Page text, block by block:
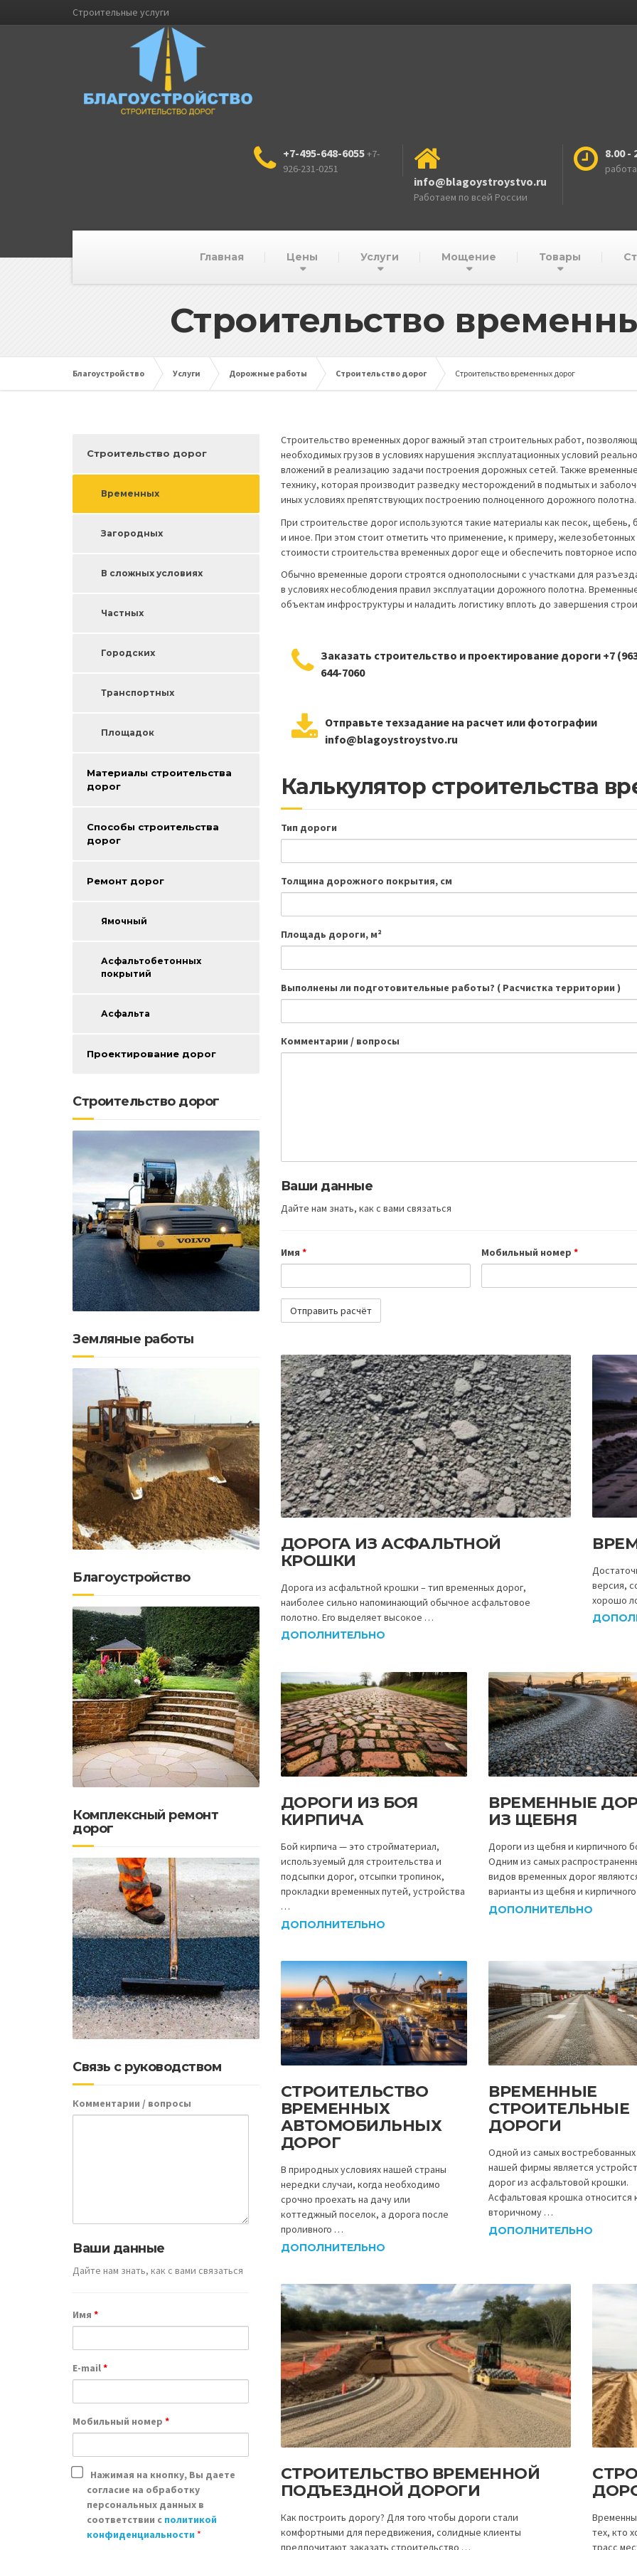
Строительные услуги
+7-495-648-6055+7-
926-231-0251
info@blagoystroystvo.ru
Работаем по всей России
8.00 -
Главная Цены Услуги Мощение Товары
Строительство
Благоустройство Услуги Дорожные работы Строительство дорог Строительство временных дорог
Строительство временных дорог важный этап строительных работ,
необходимых грузов в условиях нарушения эксплуатационных условий
вложений в реализацию задачи построения дорожных сетей. Также
технику, которая производит разведку месторождений в подмытых и
иных условиях препятствующих построению полноценного дорожного полотна.
При строительстве дорог используются такие материалы как песок,
и иное. При этом стоит отметить что применение, к примеру,
стоимости строительства временных дорог еще и обеспечить повторное
Обычно временные дороги строятся однополосными с участками для
в условиях несоблюдения правил эксплуатации дорожного полотна.
объектам инфроструктуры и наладить логистику вплоть до завершения
Заказать строительство и проектирование дороги +7
644-7060
Отправьте техзадание на расчет или фотографии
info@blagoystroystvo.ru
Калькулятор строительства
Тип дороги
Толщина дорожного покрытия, см
Площадь дороги, м²
Выполнены ли подготовительные работы? ( Расчистка территории )
Комментарии / вопросы
Ваши данные
Дайте нам знать, как с вами связаться
Имя * Мобильный номер *
ДОРОГА ИЗ АСФАЛЬТНОЙ
КРОШКИ
Дорога из асфальтной крошки – тип временных дорог,
наиболее сильно напоминающий обычное асфальтовое
полотно. Его выделяет высокое …
ДОПОЛНИТЕЛЬНО
версия,
хорошо
ДОРОГИ ИЗ БОЯ
КИРПИЧА
Бой кирпича — это стройматериал,
используемый для строительства и
подсыпки дорог, отсыпки тропинок,
прокладки временных путей, устройства
…
ДОПОЛНИТЕЛЬНО
ВРЕМЕННЫЕ
ИЗ ЩЕБНЯ
Дороги из щебня и кирпичного
Одним из самых
видов временных дорог
варианты из щебня и
ДОПОЛНИТЕЛЬНО
СТРОИТЕЛЬСТВО
ВРЕМЕННЫХ
АВТОМОБИЛЬНЫХ
ДОРОГ
В природных условиях нашей страны
нередки случаи, когда необходимо
срочно проехать на дачу или
коттеджный поселок, а дорога после
проливного …
ДОПОЛНИТЕЛЬНО
ВРЕМЕННЫЕ
СТРОИТЕЛЬНЫЕ
ДОРОГИ
Одной из самых востребованных
нашей фирмы является
дорог из асфальтовой крошки.
Асфальтовая крошка относится
вторичному …
ДОПОЛНИТЕЛЬНО
СТРОИТЕЛЬСТВО ВРЕМЕННОЙ
ПОДЪЕЗДНОЙ ДОРОГИ
Как построить дорогу? Для того чтобы дороги стали
комфортными для передвижения, солидные клиенты
предпочитают заказать строительство …
тех, кто
трасс
Строительство дорог
Временных
Загородных
В сложных условиях
Частных
Городских
Транспортных
Площадок
Материалы строительства
дорог
Способы строительства
дорог
Ремонт дорог
Ямочный
Асфальтобетонных
покрытий
Асфальта
Проектирование дорог
Строительство дорог
Земляные работы
Благоустройство
Комплексный ремонт
дорог
Связь с руководством
Комментарии / вопросы
Ваши данные
Дайте нам знать, как с вами связаться
Имя *
E-mail*
Мобильный номер *
Нажимая на кнопку, Вы даете
согласие на обработку
персональных данных в
соответствии с политикой
конфиденциальности *